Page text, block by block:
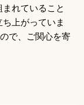
れていること
上がっていま
で、ご関心を寄